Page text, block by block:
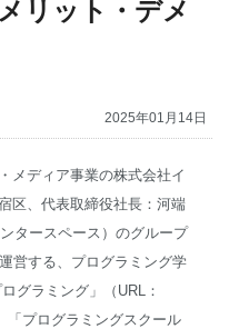
リット・デメ
2025年01月14日
メディア事業の株式会社イ
区、代表取締役社長：河端
タースペース）のグループ
営する、プログラミング学
グラミング」（URL：
「プログラミングスクール